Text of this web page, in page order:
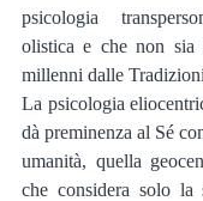
psicologia
olistica e che non sia
millenni dalle
La psicologia
dà preminenza al Sé
umanità, quella
che considera solo la